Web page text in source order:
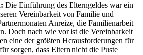
Die Einführung des Elterngeldes war ein
Vereinbarkeit von Familie und
Anreize, die Familienarbeit
Doch nach wie vor ist die Vereinbarkeit
eine der größten Herausforderungen für
sorgen, dass Eltern nicht die Puste